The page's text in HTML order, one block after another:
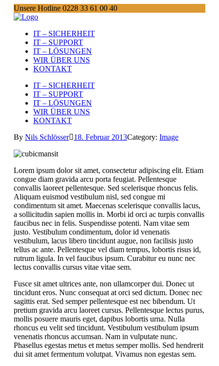
Unsere Hotline 0228 33 61 00 40
IT – SICHERHEIT
IT – SUPPORT
IT – LÖSUNGEN
WIR ÜBER UNS
KONTAKT
IT – SICHERHEIT
IT – SUPPORT
IT – LÖSUNGEN
WIR ÜBER UNS
KONTAKT
By Nils Schlösser 18. Februar 2013Category: Image
Lorem ipsum dolor sit amet, consectetur adipiscing elit. Etiam
congue diam gravida arcu porta feugiat. Pellentesque
convallis laoreet pellentesque. Sed scelerisque rhoncus felis.
Aliquam euismod vestibulum nisl, sed congue mi
condimentum sit amet. Maecenas scelerisque convallis lacus,
a sollicitudin sapien mollis in. Morbi id orci ac turpis convallis
faucibus nec in felis. Suspendisse potenti. Nam vitae sem
justo. Vestibulum condimentum, dolor id venenatis
vestibulum, lacus libero tincidunt augue, non facilisis justo
tellus ac ante. Pellentesque vel diam tempus, lobortis risus id,
rutrum ligula. In vel faucibus ipsum. Curabitur eu nunc nec
lectus convallis cursus vitae vitae sem.
Fusce sit amet ultrices ante, non ullamcorper dui. Donec ut
tincidunt eros. Nunc consequat at orci sed dictum. Donec nec
sagittis erat. Sed semper pellentesque est nec bibendum. Ut
pretium gravida arcu laoreet cursus. Pellentesque lectus purus,
mollis posuere mauris eget, dapibus lobortis urna. Nulla
rhoncus eu velit sed tincidunt. Vestibulum vestibulum ipsum
venenatis rhoncus accumsan. Nam in vulputate nunc.
Phasellus egestas metus et metus semper mollis. Sed hendrerit
dui sit amet fermentum volutpat. Vivamus non egestas sem.